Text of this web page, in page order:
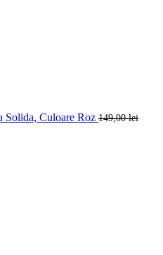
Solida, Culoare Roz 149,00lei